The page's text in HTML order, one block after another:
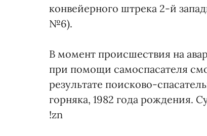
конвейерного штрека 2-й
№6).
В момент происшествия на
при помощи самоспасателя
результате поисково-
горняка, 1982 года рождения.
!zn